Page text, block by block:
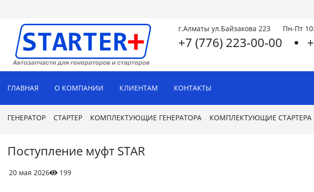
г.Алматы ул.Байзакова 223 Пн-Пт
+7 (776) 223-00-00
ГЛАВНАЯ О КОМПАНИИ КЛИЕНТАМ КОНТАКТЫ
ГЕНЕРАТОР СТАРТЕР КОМПЛЕКТУЮЩИЕ ГЕНЕРАТОРА КОМПЛЕКТУЮЩИЕ СТАРТЕРА
Поступление муфт STAR
20 мая 2026 199